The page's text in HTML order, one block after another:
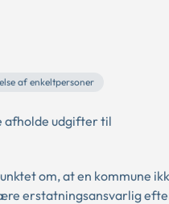
af enkeltpersoner
afholde udgifter til
om, at en kommune
erstatningsansvarlig